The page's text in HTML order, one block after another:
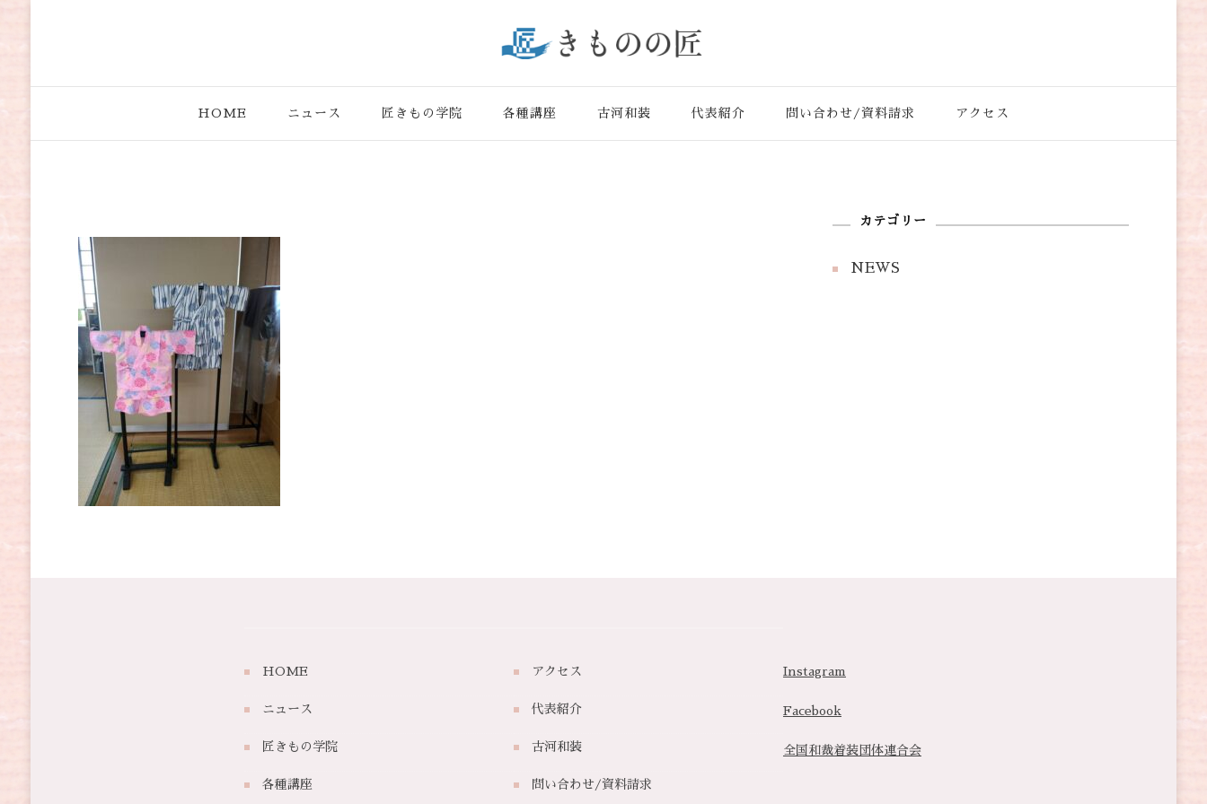
HOME ニュース 匠きもの学院 各種講座 古河和装 代表紹介 問い合わせ/資料請求 アクセス
カテゴリー
NEWS
HOME アクセス
ニュース 代表紹介
匠きもの学院 古河和装
各種講座 問い合わせ/資料請求
Instagram
Facebook
全国和裁着装団体連合会